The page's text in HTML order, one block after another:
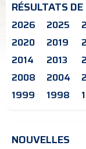
RÉSULTATS
2026 2025
2020
2019
2014
2013
2008
2004
1999
1998
NOUVELLES